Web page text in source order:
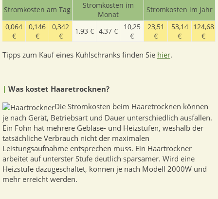
Stromkosten am Tag
Stromkosten im
Monat
Stromkosten im Jahr
0,064
€
0,146
€
0,342
€
1,93 € 4,37 €
10,25
€
23,51
€
53,14
€
124,68
€
Tipps zum Kauf eines Kühlschranks finden Sie hier.
| Was kostet Haaretrocknen?
Die Stromkosten beim Haaretrocknen können
je nach Gerät, Betriebsart und Dauer unterschiedlich ausfallen.
Ein Föhn hat mehrere Gebläse- und Heizstufen, weshalb der
tatsächliche Verbrauch nicht der maximalen
Leistungsaufnahme entsprechen muss. Ein Haartrockner
arbeitet auf unterster Stufe deutlich sparsamer. Wird eine
Heizstufe dazugeschaltet, können je nach Modell 2000W und
mehr erreicht werden.